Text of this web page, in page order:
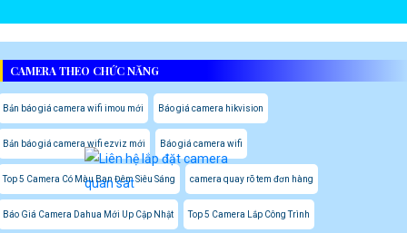
CAMERA THEO CHỨC NĂNG
Bản báo giá camera wifi imou mới Báo giá camera hikvision
Bản báo giá camera wifi ezviz mới Báo giá camera wifi
Top 5 Camera Có Màu Ban Đêm Siêu Sáng camera quay rõ tem đơn hàng
Báo Giá Camera Dahua Mới Up Cập Nhật Top 5 Camera Lắp Công Trình